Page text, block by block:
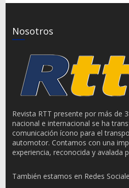
Nosotros
Revista RTT presente por más de
nacional e internacional se ha
comunicación ícono para el
automotor. Contamos con una
experiencia, reconocida y avalada
También estamos en Redes